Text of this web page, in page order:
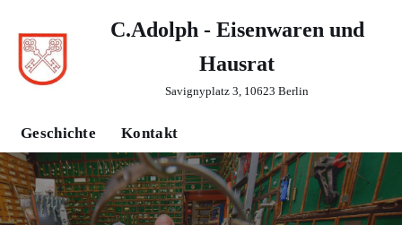
Zum
Inhalt
C.Adolph - Eisenwaren und
Hausrat
Savignyplatz 3, 10623 Berlin
Geschichte Kontakt